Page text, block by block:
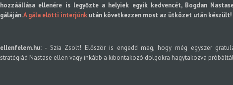
hozzáállása ellenére is legyőzte a helyiek egyik kedvencét, Bogdan
gáláján.A gála előtti interjúnk után következzen most az ütközet után
ellenfelem.hu: - Szia Zsolt! Először is engedd meg, hogy még egyszer
stratégiád Nastase ellen vagy inkább a kibontakozó dolgokra hagytakozva